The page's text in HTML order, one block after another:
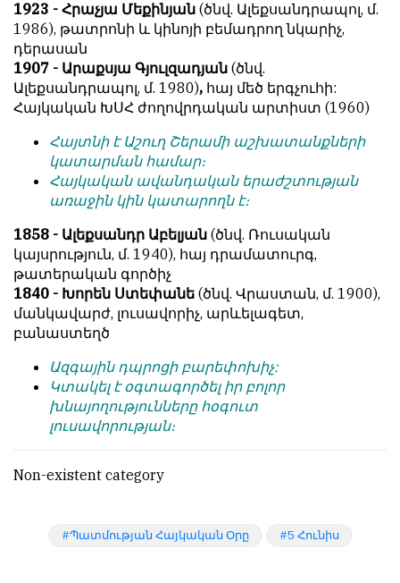
1923 - Հրաչյա Մեքինյան (ծնվ. Ալեքսանդրապոլ, մ.
1986), թատրոնի և կինոյի բեմադրող նկարիչ,
դերասան
1907 - Արաքսյա Գյուլզադյան (ծնվ.
Ալեքսանդրապոլ, մ. 1980), հայ մեծ երգչուհի:
Հայկական ԽՍՀ ժողովրդական արտիստ (1960)
Հայտնի է Աշուղ Շերամի աշխատանքների
կատարման համար։
Հայկական ավանդական երաժշտության
առաջին կին կատարողն է։
1858 - Ալեքսանդր Աբելյան (ծնվ. Ռուսական
կայսրություն, մ. 1940), հայ դրամատուրգ,
թատերական գործիչ
1840 - Խորեն Ստեփանե (ծնվ. Վրաստան, մ. 1900),
մանկավարժ, լուսավորիչ, արևելագետ,
բանաստեղծ
Ազգային դպրոցի բարեփոխիչ:
Կտակել է օգտագործել իր բոլոր
խնայողությունները հօգուտ
լուսավորության։
Non-existent category
Պատմության Հայկական Օրը 5 Հունիս